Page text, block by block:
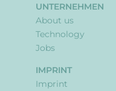
UNTERNEHMEN
About us
Technology
Jobs
IMPRINT
Imprint